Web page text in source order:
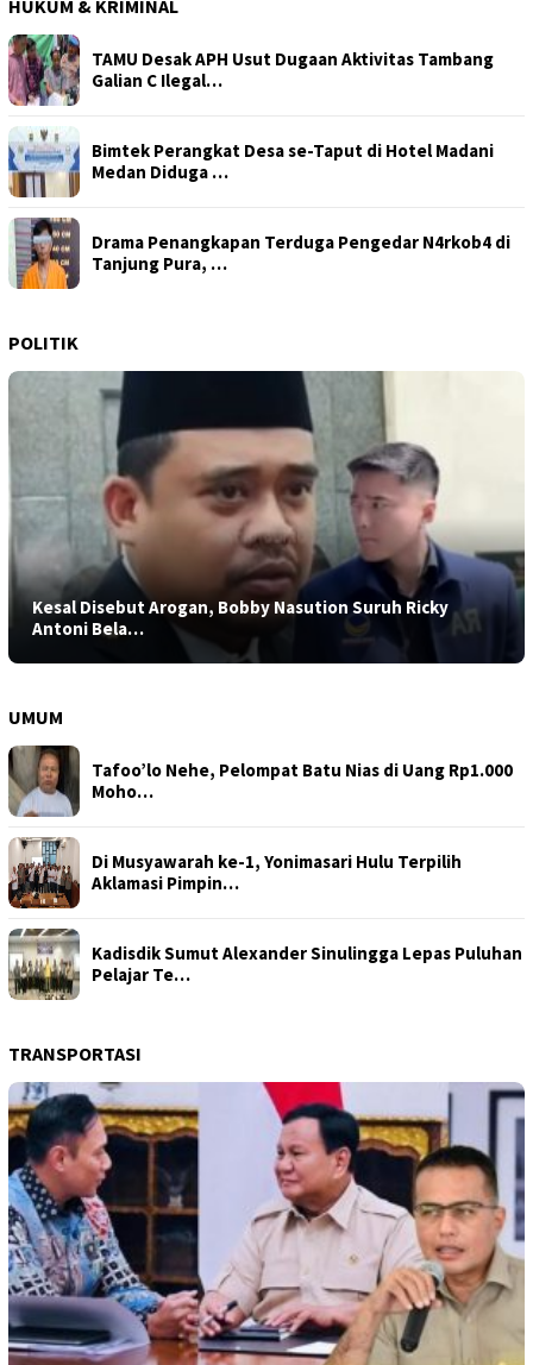
HUKUM & KRIMINAL
TAMU Desak APH Usut Dugaan Aktivitas Tambang
Galian C Ilegal…
Bimtek Perangkat Desa se-Taput di Hotel Madani
Medan Diduga …
Drama Penangkapan Terduga Pengedar N4rkob4 di
Tanjung Pura, …
POLITIK
Kesal Disebut Arogan, Bobby Nasution Suruh Ricky
Antoni Bela…
UMUM
Tafoo’lo Nehe, Pelompat Batu Nias di Uang Rp1.000
Moho…
Di Musyawarah ke-1, Yonimasari Hulu Terpilih
Aklamasi Pimpin…
Kadisdik Sumut Alexander Sinulingga Lepas Puluhan
Pelajar Te…
TRANSPORTASI